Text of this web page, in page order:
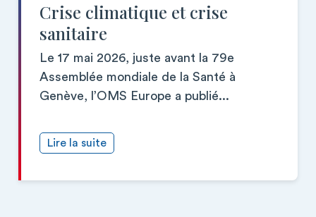
Crise climatique et crise
sanitaire
Le 17 mai 2026, juste avant la 79e
Assemblée mondiale de la Santé à
Genève, l’OMS Europe a publié...
Lire la suite